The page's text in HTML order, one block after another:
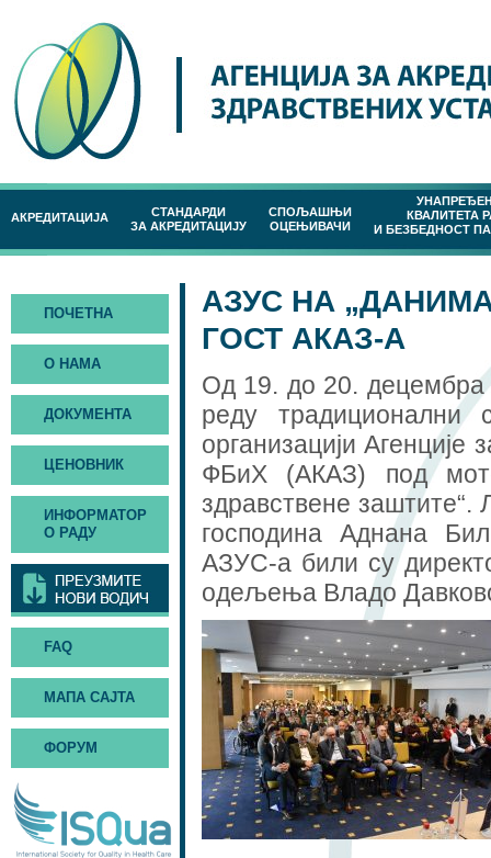
АКРЕДИТАЦИЈА
СТАНДАРДИ
ЗА АКРЕДИТАЦИЈУ
СПОЉАШЊИ
ОЦЕЊИВАЧИ
КВАЛИТЕТА
И БЕЗБЕДНОСТ
ПОЧЕТНА
О НАМА
ДОКУМЕНТА
ЦЕНОВНИК
ИНФОРМАТОР
О РАДУ
FAQ
МАПА САЈТА
ФОРУМ
АЗУС НА
ГОСТ АКАЗ-А
Од 19. до 20. децембра
реду традиционални
организацији Агенције
ФБиХ (АКАЗ) под
здравствене
господина Аднана
АЗУС-а били су
одељења Владо